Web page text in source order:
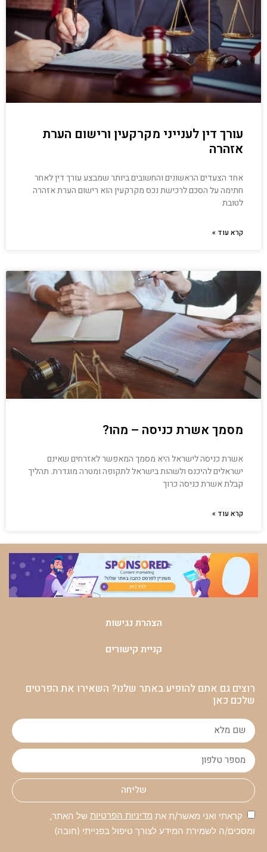
עורך דין לענייני מקרקעין ורישום הערת
אזהרה
אחד הצעדים הראשונים והחשובים ביותר שמבצע עורך דין לאחר
חתימה על הסכם לרכישת נכס מקרקעין הוא רישום הערת אזהרה
לטובת
קרא עוד »
מסמך אשרת כניסה – מהו?
אשרת כניסה לישראל היא מסמך המאפשר לאזרחים שאינם
ישראלים להיכנס ולשהות בישראל לתקופה ומטרה מוגדרת. תהליך
קבלת אשרת כניסה כרוך
קרא עוד »
הצהרת נגישות
קניית קישורים
רוצים גם אתם להופיע באתר שלנו? השאירו את הפרטים
שלכם כאן
שליחה
קראתי ואני מאשר/ת את מדיניות הפרטיות של האתר,
ומסכים/ה לשמירת המידע לצורך טיפול בפנייתי (חובה)